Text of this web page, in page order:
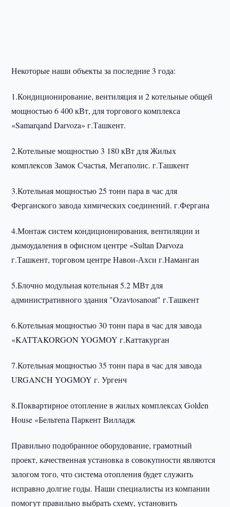
Некоторые наши объекты за последние 3 года:
1.Кондиционирование, вентиляция и 2 котельные общей
мощностью 6 400 кВт, для торгового комплекса
«Samarqand Darvoza» г.Ташкент.
2.Котельные мощностью 3 180 кВт для Жилых
комплексов Замок Счастья, Мегаполис. г.Ташкент
3.Котельная мощностью 25 тонн пара в час для
Ферганского завода химических соединений. г.Фергана
4.Монтаж систем кондиционирования, вентиляции и
дымоудаления в офисном центре «Sultan Darvoza
г.Ташкент, торговом центре Навои-Ахси г.Наманган
5.Блочно модульная котельная 5.2 МВт для
административного здания "Ozavtosanoat" г.Ташкент
6.Котельная мощностью 30 тонн пара в час для завода
«KATTAKORGON YOGMOY г.Каттакурган
7.Котельная мощностью 35 тонн пара в час для завода
URGANCH YOGMOY г. Ургенч
8.Поквартирное отопление в жилых комплексах Golden
House «Бельтепа Паркент Вилладж
Правильно подобранное оборудование, грамотный
проект, качественная установка в совокупности являются
залогом того, что система отопления будет служить
исправно долгие годы. Наши специалисты из компании
помогут правильно выбрать схему, установить